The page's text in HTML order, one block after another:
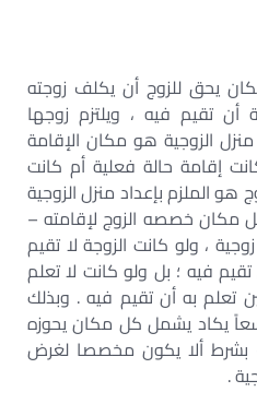
يحق للزوج أن يكلف زوجته
أن تقيم فيه ، ويلتزم زوجها
الزوجية هو مكان الإقامة
إقامة حالة فعلية أم كانت
هو الملزم بإعداد منزل الزوجية
مكان خصصه الزوج لإقامته –
، ولو كانت الزوجة لا تقيم
فيه ؛ بل ولو كانت لا تعلم
تعلم به أن تقيم فيه . وبذلك
يكاد يشمل كل مكان يحوزه
ألا يكون مخصصا لغرض
.